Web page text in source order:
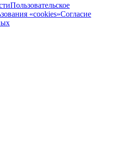
Пользовательское
«cookies»Согласие